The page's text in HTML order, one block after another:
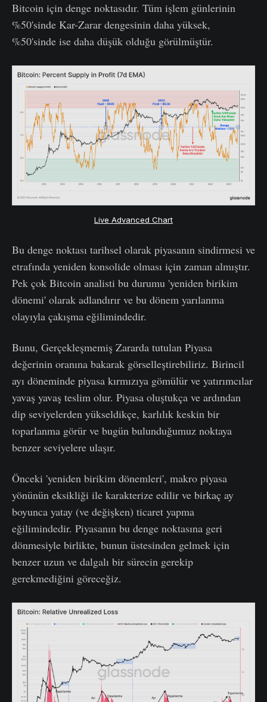
Bitcoin için denge noktasıdır. Tüm işlem günlerinin
%50'sinde Kar-Zarar dengesinin daha yüksek,
%50'sinde ise daha düşük olduğu görülmüştür.
Live Advanced Chart
Bu denge noktası tarihsel olarak piyasanın sindirmesi ve
etrafında yeniden konsolide olması için zaman almıştır.
Pek çok Bitcoin analisti bu durumu 'yeniden birikim
dönemi' olarak adlandırır ve bu dönem yarılanma
olayıyla çakışma eğilimindedir.
Bunu, Gerçekleşmemiş Zararda tutulan Piyasa
değerinin oranına bakarak görselleştirebiliriz. Birincil
ayı döneminde piyasa kırmızıya gömülür ve yatırımcılar
yavaş yavaş teslim olur. Piyasa oluştukça ve ardından
dip seviyelerden yükseldikçe, karlılık keskin bir
toparlanma görür ve bugün bulunduğumuz noktaya
benzer seviyelere ulaşır.
Önceki 'yeniden birikim dönemleri', makro piyasa
yönünün eksikliği ile karakterize edilir ve birkaç ay
boyunca yatay (ve değişken) ticaret yapma
eğilimindedir. Piyasanın bu denge noktasına geri
dönmesiyle birlikte, bunun üstesinden gelmek için
benzer uzun ve dalgalı bir sürecin gerekip
gerekmediğini göreceğiz.